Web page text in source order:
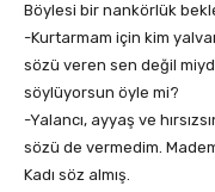
Böylesi bir nankörlük
-Kurtarmam için kim
sözü veren sen değil
söylüyorsun öyle mi?
-Yalancı, ayyaş ve
sözü de vermedim.
Kadı söz almış.